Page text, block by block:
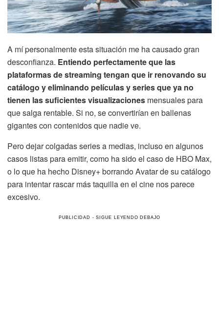
A mí personalmente esta situación me ha causado gran
desconfianza. Entiendo perfectamente que las
plataformas de streaming tengan que ir renovando su
catálogo y eliminando películas y series que ya no
tienen las suficientes visualizaciones mensuales para
que salga rentable. Si no, se convertirían en ballenas
gigantes con contenidos que nadie ve.
Pero dejar colgadas series a medias, incluso en algunos
casos listas para emitir, como ha sido el caso de HBO Max,
o lo que ha hecho Disney+ borrando Avatar de su catálogo
para intentar rascar más taquilla en el cine nos parece
excesivo.